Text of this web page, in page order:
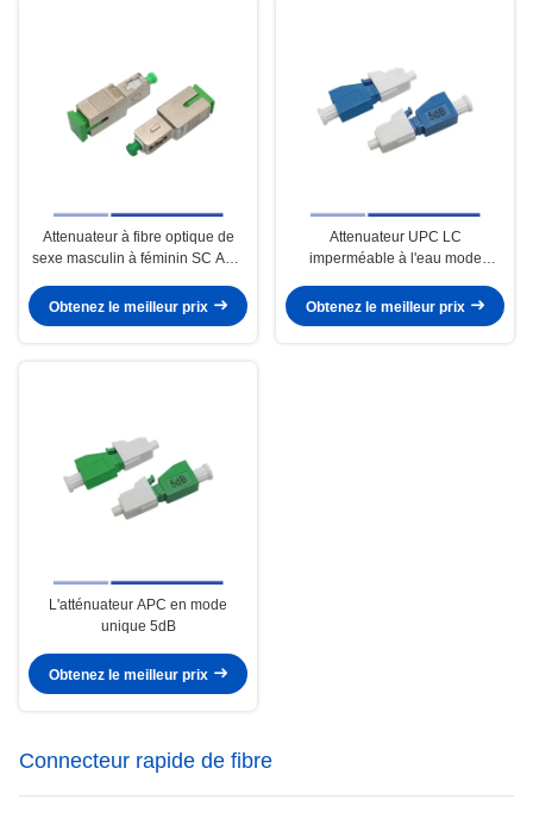
Attenuateur à fibre optique de
sexe masculin à féminin SC APC
10dB
Obtenez le meilleur prix
Attenuateur UPC LC
imperméable à l'eau mode
Sécurité de fonctionnement
Obtenez le meilleur prix
L'atténuateur APC en mode
unique 5dB
Obtenez le meilleur prix
Connecteur rapide de fibre